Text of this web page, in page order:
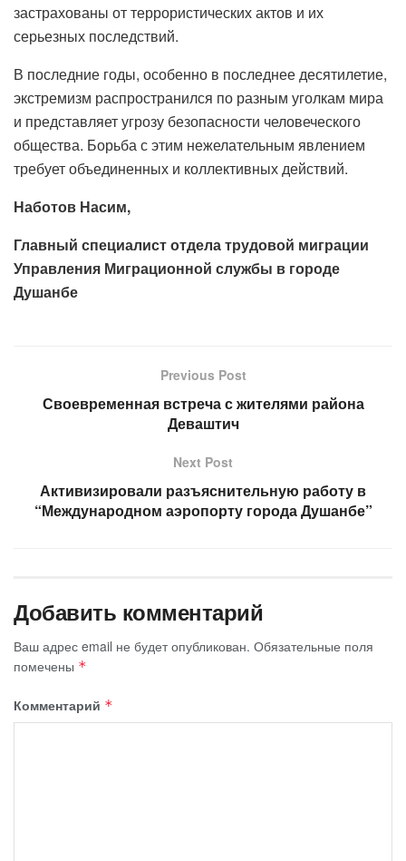
застрахованы от террористических актов и их
серьезных последствий.
В последние годы, особенно в последнее десятилетие,
экстремизм распространился по разным уголкам мира
и представляет угрозу безопасности человеческого
общества. Борьба с этим нежелательным явлением
требует объединенных и коллективных действий.
Наботов Насим,
Главный специалист отдела трудовой миграции
Управления Миграционной службы в городе
Душанбе
Previous Post
Своевременная встреча с жителями района
Деваштич
Next Post
Активизировали разъяснительную работу в
“Международном аэропорту города Душанбе”
Добавить комментарий
Ваш адрес email не будет опубликован. Обязательные поля
помечены *
Комментарий *